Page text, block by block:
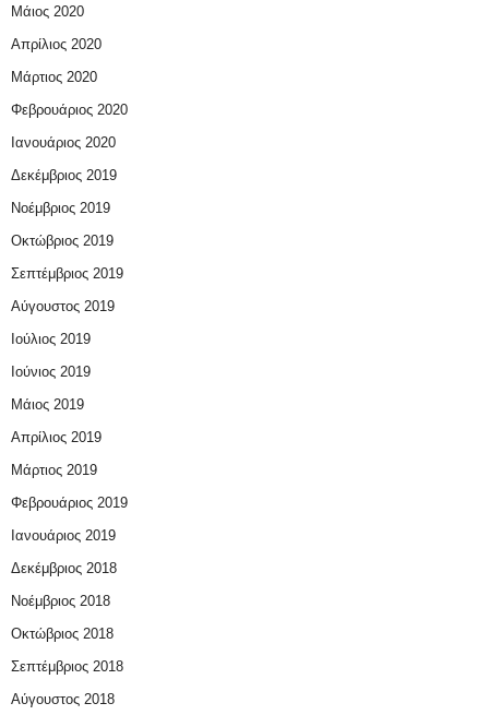
Μάιος 2020
Απρίλιος 2020
Μάρτιος 2020
Φεβρουάριος 2020
Ιανουάριος 2020
Δεκέμβριος 2019
Νοέμβριος 2019
Οκτώβριος 2019
Σεπτέμβριος 2019
Αύγουστος 2019
Ιούλιος 2019
Ιούνιος 2019
Μάιος 2019
Απρίλιος 2019
Μάρτιος 2019
Φεβρουάριος 2019
Ιανουάριος 2019
Δεκέμβριος 2018
Νοέμβριος 2018
Οκτώβριος 2018
Σεπτέμβριος 2018
Αύγουστος 2018